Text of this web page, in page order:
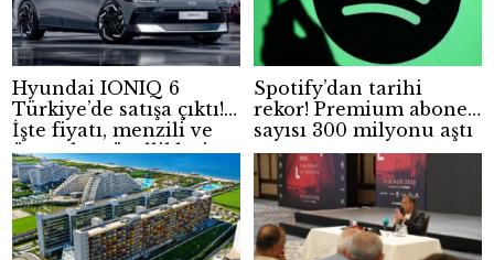
Hyundai IONIQ 6
Türkiye’de satışa çıktı!
İşte fiyatı, menzili ve
öne çıkan özellikleri
Spotify’dan tarihi
rekor! Premium abone
sayısı 300 milyonu aştı